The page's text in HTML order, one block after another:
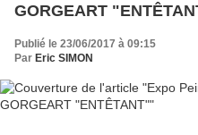
GORGEART
Publié le 23/06/2017 à 09:15
Par Eric SIMON